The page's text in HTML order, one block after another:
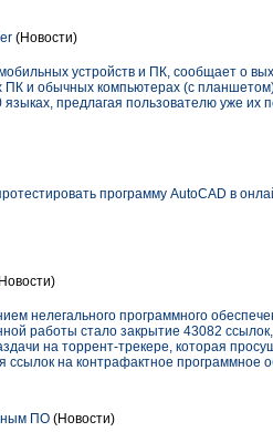
(Новости)
устройств и ПК, сообщает о
и обычных компьютерах (с
предлагая пользователю уже их
программу AutoCAD в
нелегального программного
работы стало закрытие 43082
на торрент-трекере, которая
на контрафактное программное
ПО (Новости)